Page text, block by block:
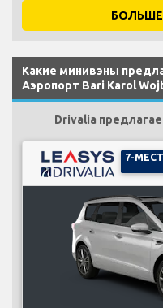
Какие минивэны
Аэропорт Bari Karol
Drivalia